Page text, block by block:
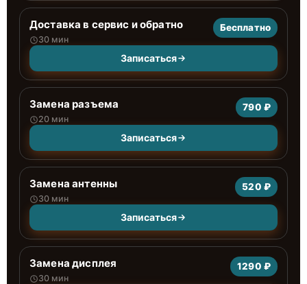
Доставка в сервис и обратно
30 мин
Бесплатно
Записаться
Замена разъема
20 мин
790 ₽
Записаться
Замена антенны
30 мин
520 ₽
Записаться
Замена дисплея
30 мин
1290 ₽